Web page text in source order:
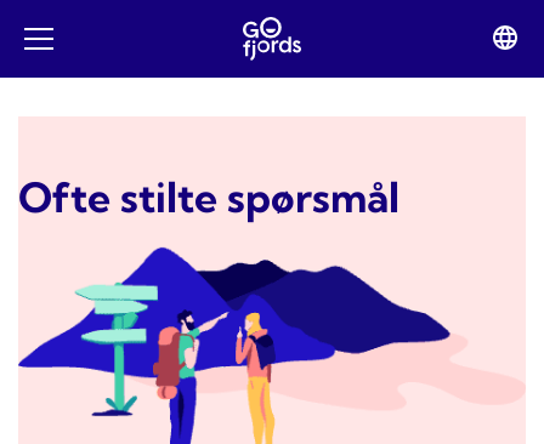
innhold
Open
mobile
menu
Ofte stilte spørsmål